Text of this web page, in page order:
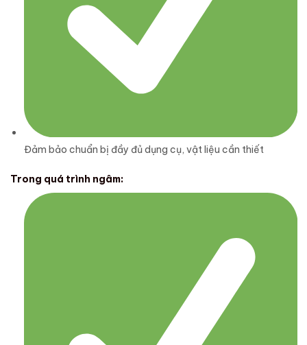
Đảm bảo chuẩn bị đầy đủ dụng cụ, vật liệu cần thiết
Trong quá trình ngâm: